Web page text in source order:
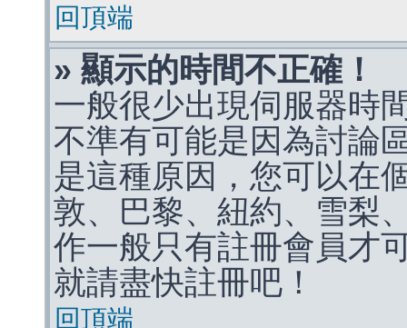
回頂端
» 顯示的時間不正確！
一般很少出現伺服器時
不準有可能是因為討論
是這種原因，您可以在
敦、巴黎、紐約、雪梨
作一般只有註冊會員才
就請盡快註冊吧！
回頂端